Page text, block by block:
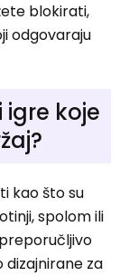
blokirati,
odgovaraju
igre koje
kao što su
spolom ili
dizajnirane za